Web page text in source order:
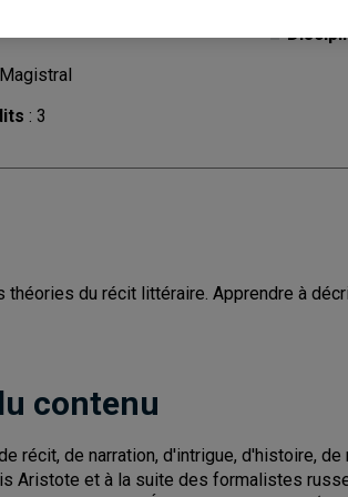
: 3
théories du récit littéraire. Apprendre à
contenu
récit, de narration, d'intrigue, d'histoire,
Aristote et à la suite des formalistes